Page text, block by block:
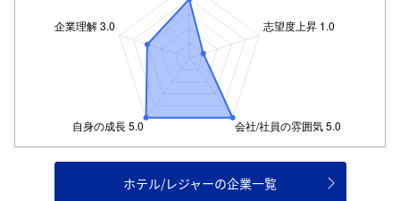
ホテル/レジャーの企業一覧